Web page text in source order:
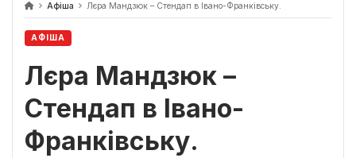
Афіша Лєра Мандзюк – Стендап в Івано-Франківську.
АФІША
Лєра Мандзюк –
Стендап в Івано-
Франківську.